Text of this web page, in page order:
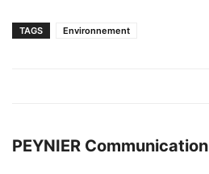
TAGS Environnement
PEYNIER Communication